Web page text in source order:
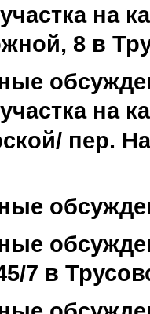
на
8 в
на
пер.
7 в